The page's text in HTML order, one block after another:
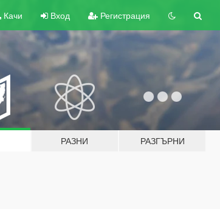
Качи Вход Регистрация
РАЗНИ РАЗГЪРНИ